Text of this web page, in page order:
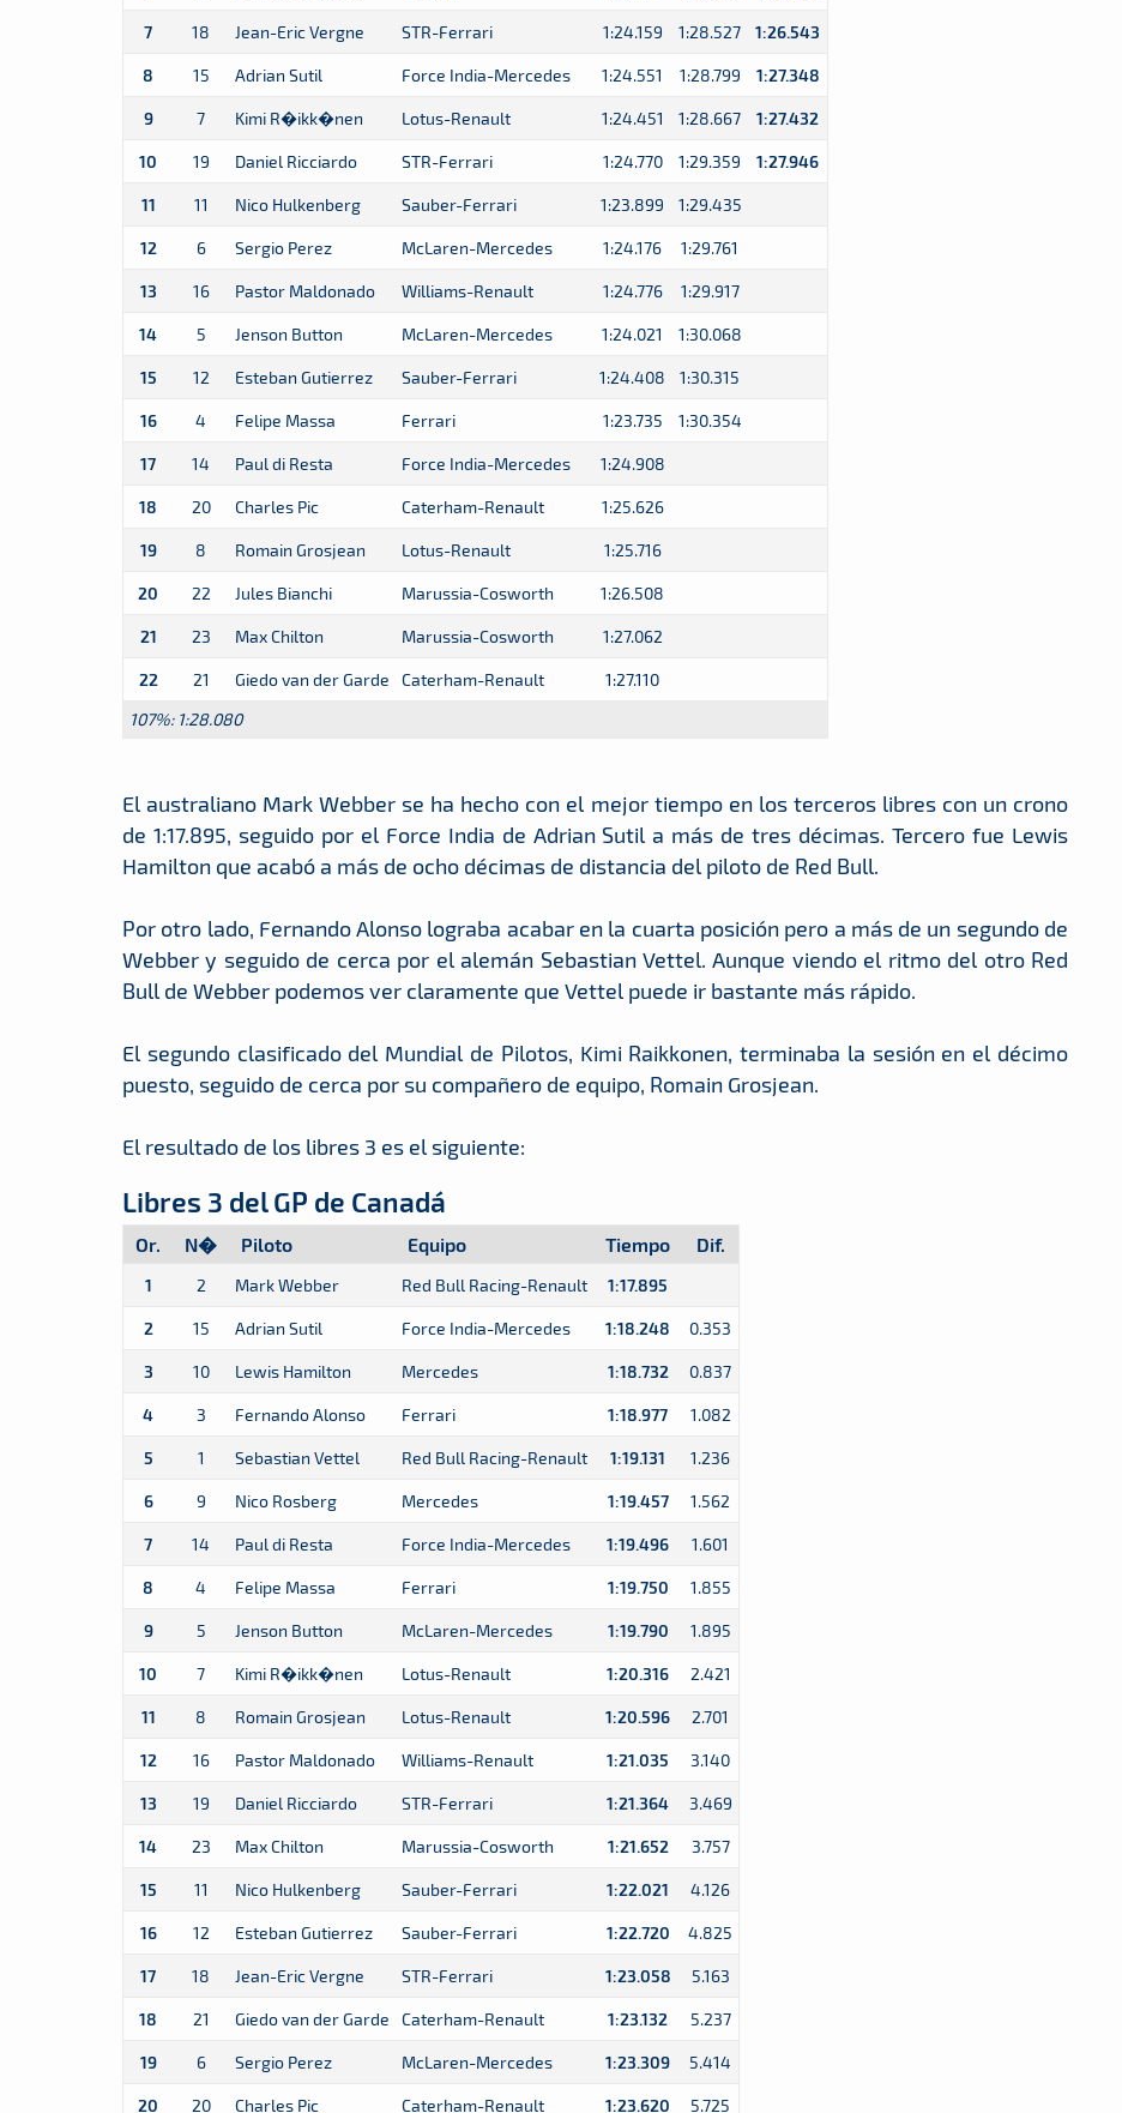
7 18 Jean-Eric Vergne STR-Ferrari 1:24.159 1:28.527 1:26.543
8 15 Adrian Sutil Force India-Mercedes 1:24.551 1:28.799 1:27.348
9 7 Kimi R�ikk�nen Lotus-Renault 1:24.451 1:28.667 1:27.432
10 19 Daniel Ricciardo STR-Ferrari 1:24.770 1:29.359 1:27.946
11 11 Nico Hulkenberg Sauber-Ferrari 1:23.899 1:29.435
12 6 Sergio Perez McLaren-Mercedes 1:24.176 1:29.761
13 16 Pastor Maldonado Williams-Renault 1:24.776 1:29.917
14 5 Jenson Button McLaren-Mercedes 1:24.021 1:30.068
15 12 Esteban Gutierrez Sauber-Ferrari 1:24.408 1:30.315
16 4 Felipe Massa Ferrari 1:23.735 1:30.354
17 14 Paul di Resta Force India-Mercedes 1:24.908
18 20 Charles Pic Caterham-Renault 1:25.626
19 8 Romain Grosjean Lotus-Renault 1:25.716
20 22 Jules Bianchi Marussia-Cosworth 1:26.508
21 23 Max Chilton Marussia-Cosworth 1:27.062
22 21 Giedo van der Garde Caterham-Renault
1:27.110
107%: 1:28.080
El australiano Mark Webber se ha hecho con el mejor tiempo en los terceros libres con un crono
de 1:17.895, seguido por el Force India de Adrian Sutil a más de tres décimas. Tercero fue Lewis
Hamilton que acabó a más de ocho décimas de distancia del piloto de Red Bull.
Por otro lado, Fernando Alonso lograba acabar en la cuarta posición pero a más de un segundo de
Webber y seguido de cerca por el alemán Sebastian Vettel. Aunque viendo el ritmo del otro Red
Bull de Webber podemos ver claramente que Vettel puede ir bastante más rápido.
El segundo clasificado del Mundial de Pilotos, Kimi Raikkonen, terminaba la sesión en el décimo
puesto, seguido de cerca por su compañero de equipo, Romain Grosjean.
El resultado de los libres 3 es el siguiente:
Libres 3 del GP de Canadá
Or. N� Piloto Equipo Tiempo Dif.
1 2 Mark Webber Red Bull Racing-Renault 1:17.895
2 15 Adrian Sutil Force India-Mercedes 1:18.248 0.353
3 10 Lewis Hamilton Mercedes 1:18.732 0.837
4 3 Fernando Alonso Ferrari 1:18.977 1.082
5 1 Sebastian Vettel Red Bull Racing-Renault 1:19.131 1.236
6 9 Nico Rosberg Mercedes 1:19.457 1.562
7 14 Paul di Resta Force India-Mercedes 1:19.496 1.601
8 4 Felipe Massa Ferrari 1:19.750 1.855
9 5 Jenson Button McLaren-Mercedes 1:19.790 1.895
10 7 Kimi R�ikk�nen Lotus-Renault 1:20.316 2.421
11 8 Romain Grosjean Lotus-Renault 1:20.596 2.701
12 16 Pastor Maldonado Williams-Renault 1:21.035 3.140
13 19 Daniel Ricciardo STR-Ferrari 1:21.364 3.469
14 23 Max Chilton Marussia-Cosworth 1:21.652 3.757
15 11 Nico Hulkenberg Sauber-Ferrari 1:22.021 4.126
16 12 Esteban Gutierrez Sauber-Ferrari 1:22.720 4.825
17 18 Jean-Eric Vergne STR-Ferrari 1:23.058 5.163
18 21 Giedo van der Garde Caterham-Renault 1:23.132 5.237
19 6 Sergio Perez McLaren-Mercedes 1:23.309 5.414
20 20 Charles Pic Caterham-Renault 1:23.620 5.725